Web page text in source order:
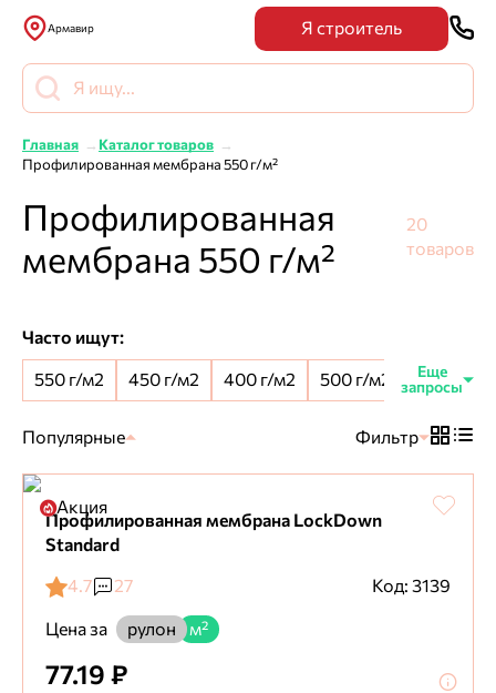
Армавир Я строитель
Главная
Каталог товаров
Профилированная мембрана 550 г/м²
Профилированная
мембрана 550 г/м²
20
товаров
Часто ищут:
550 г/м2
450 г/м2 400 г/м2 500 г/м2 8 мм шип
Популярные Фильтр
Акция
Профилированная мембрана LockDown
Standard
4.7
27
Код: 3139
Цена за
рулон м²
77.19 ₽